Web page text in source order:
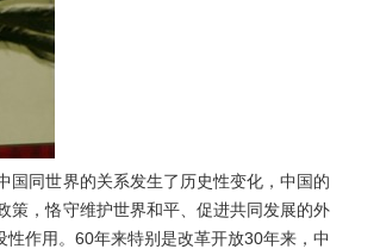
同世界的关系发生了历史性变化，中国的
策，恪守维护世界和平、促进共同发展的外
作用。60年来特别是改革开放30年来，中